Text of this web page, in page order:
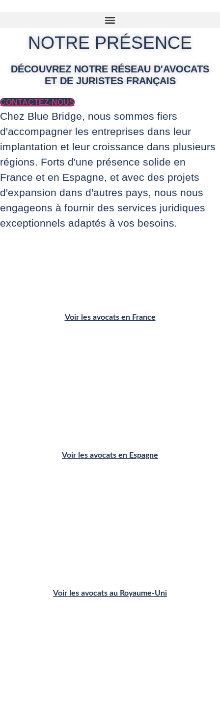
NOTRE PRÉSENCE
DÉCOUVREZ NOTRE RÉSEAU D'AVOCATS
ET DE JURISTES FRANÇAIS
CONTACTEZ-NOUS
Chez Blue Bridge, nous sommes fiers
d'accompagner les entreprises dans leur
implantation et leur croissance dans plusieurs
régions. Forts d'une présence solide en
France et en Espagne, et avec des projets
d'expansion dans d'autres pays, nous nous
engageons à fournir des services juridiques
exceptionnels adaptés à vos besoins.
Voir les avocats en France
Voir les avocats en Espagne
Voir les avocats au Royaume-Uni